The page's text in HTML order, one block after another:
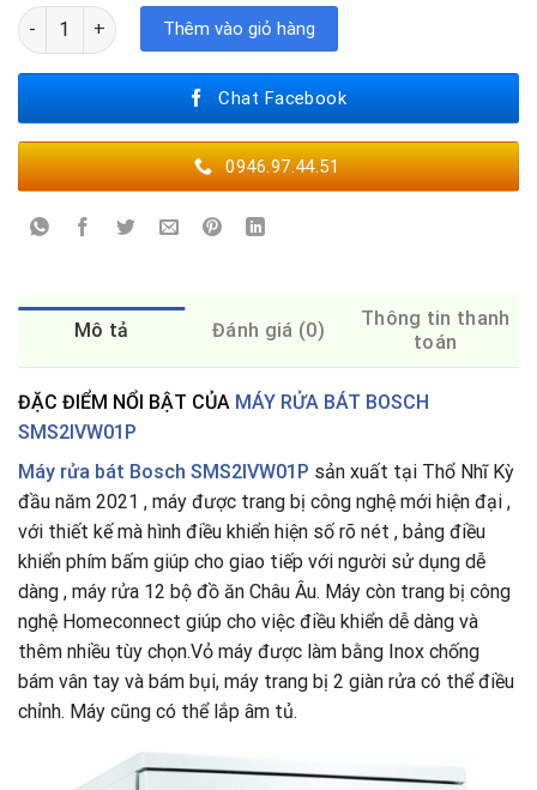
MÁY RỬA BÁT BOSCH SMS2IVW01P số lượng
Thêm vào giỏ hàng
Chat Facebook
0946.97.44.51
Mô tả Đánh giá (0)
Thông tin thanh
toán
ĐẶC ĐIỂM NỔI BẬT CỦA MÁY RỬA BÁT BOSCH
SMS2IVW01P
Máy rửa bát Bosch SMS2IVW01P sản xuất tại Thổ Nhĩ Kỳ
đầu năm 2021 , máy được trang bị công nghệ mới hiện đại ,
với thiết kế mà hình điều khiển hiện số rõ nét , bảng điều
khiển phím bấm giúp cho giao tiếp với người sử dụng dễ
dàng , máy rửa 12 bộ đồ ăn Châu Âu. Máy còn trang bị công
nghệ Homeconnect giúp cho việc điều khiển dễ dàng và
thêm nhiều tùy chọn.Vỏ máy được làm bằng Inox chống
bám vân tay và bám bụi, máy trang bị 2 giàn rửa có thể điều
chỉnh. Máy cũng có thể lắp âm tủ.